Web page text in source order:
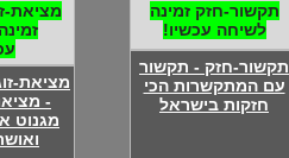
תקשור-חזק זמינה
לשיחה עכשיו!
תקשור-חזק - תקשור
עם המתקשרות הכי
חזקות בישראל
מציאת-
מציאת-
-
מגנוט